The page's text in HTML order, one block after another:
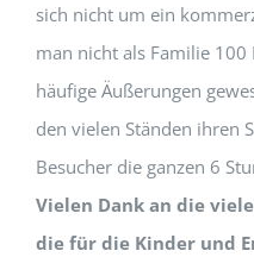
sich nicht um ein
man nicht als Familie 100
häufige Äußerungen
den vielen Ständen ihren
Besucher die ganzen 6
Vielen Dank an die
die für die Kinder und